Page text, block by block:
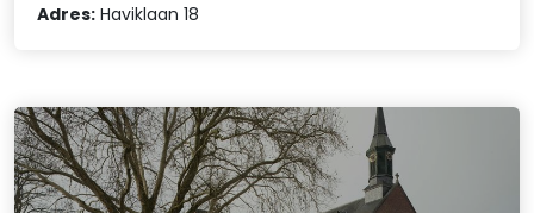
Adres: Haviklaan 18